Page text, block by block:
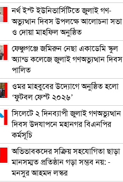
নর্থ ইস্ট ইউনিভার্সিটিতে জুলাই গণ-
অভ্যুত্থান দিবস উপলক্ষে আলোচনা সভা
ও দোয়া মাহফিল অনুষ্ঠিত
ফেঞ্চুগঞ্জে জমিরুন নেছা একাডেমি স্কুল
অ্যান্ড কলেজে জুলাই গণঅভ্যুত্থান দিবস
পালিত
ওমর মাহবুবের উদ্যোগে অনুষ্ঠিত হলো
‘ফুটবল ফেস্ট ২০২৬’
সিলেটে ২ দিনব্যাপী জুলাই গণঅভ্যুত্থান
দিবস উদযাপনে মহানগর বিএনপির
কর্মসূচি
অভিভাবকদের সক্রিয় সহযোগিতা ছাড়া
মানসম্মত প্রতিষ্ঠান গড়া সম্ভব নয়: -
মনসুর আহমদ লস্কর